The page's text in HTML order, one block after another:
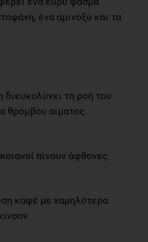
ένα αμινοξύ και τα
τη ροή του
θρόμβου αίματος.
πίνουν άφθονες
καφέ με χαμηλότερα